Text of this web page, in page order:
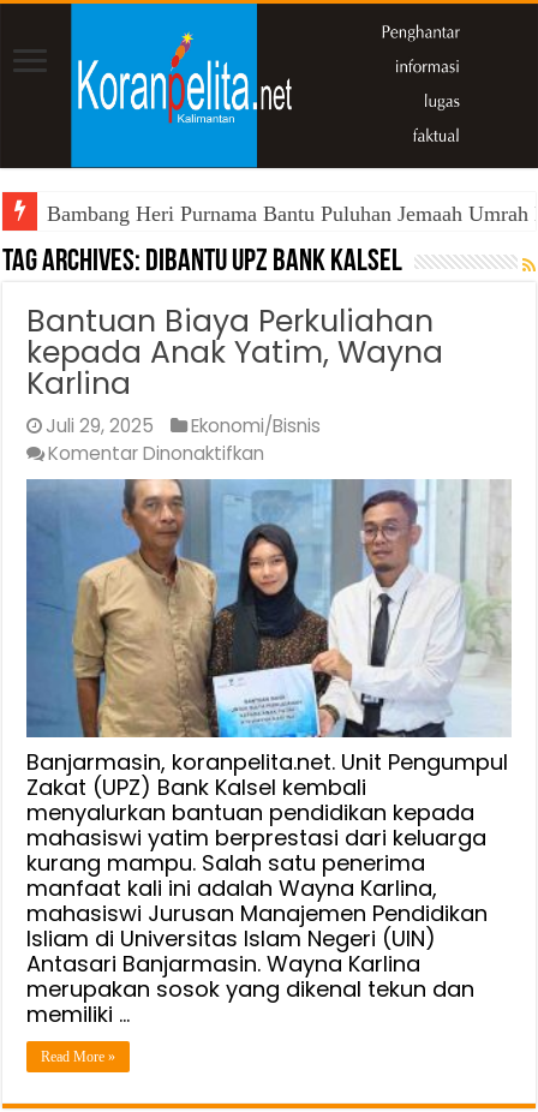
Bambang Heri Purnama Bantu Puluhan Jemaah
Tag Archives: dibantu UPZ Bank Kalsel
Bantuan Biaya Perkuliahan
kepada Anak Yatim, Wayna
Karlina
Juli 29, 2025
Ekonomi/Bisnis
Komentar Dinonaktifkan
Bantuan
Biaya
Perkuliahan
kepada
Anak
Yatim,
Wayna
Karlina
Banjarmasin, koranpelita.net. Unit Pengumpul
Zakat (UPZ) Bank Kalsel kembali
menyalurkan bantuan pendidikan kepada
mahasiswi yatim berprestasi dari keluarga
kurang mampu. Salah satu penerima
manfaat kali ini adalah Wayna Karlina,
mahasiswi Jurusan Manajemen Pendidikan
Isliam di Universitas Islam Negeri (UIN)
Antasari Banjarmasin. Wayna Karlina
merupakan sosok yang dikenal tekun dan
memiliki …
Read More »